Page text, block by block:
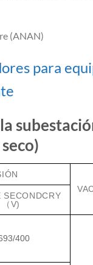
(ANAN)
para
SECONDCRY
（V)
400